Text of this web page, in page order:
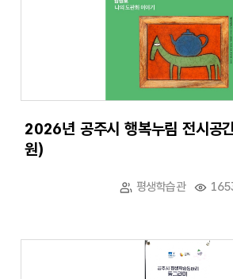
2026년 공주시 행복누림 전시공
원)
평생학습관